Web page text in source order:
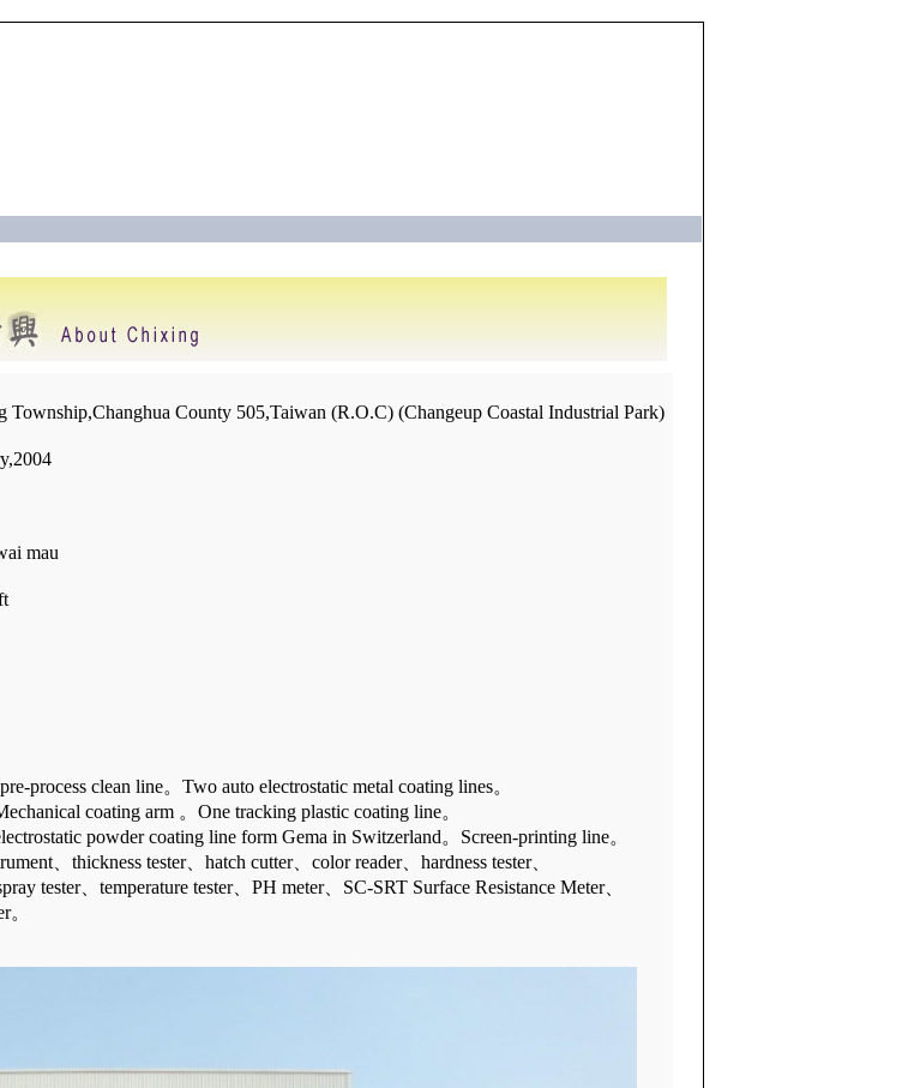
Township,Changhua County 505,Taiwan (R.O.C) (Changeup Coastal Industrial Park)
mau
process clean line。Two auto electrostatic metal coating lines。
arm 。One tracking plastic coating line。
coating line form Gema in Switzerland。Screen-printing line。
、thickness tester、hatch cutter、color reader、hardness tester、
tester、PH meter、SC-SRT Surface Resistance Meter、